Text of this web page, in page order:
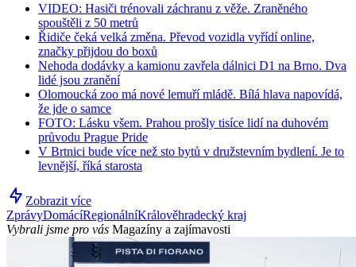
VIDEO: Hasiči trénovali záchranu z věže. Zraněného
spouštěli z 50 metrů
Řidiče čeká velká změna. Převod vozidla vyřídí online,
značky přijdou do boxů
Nehoda dodávky a kamionu zavřela dálnici D1 na Brno. Dva
lidé jsou zranění
Olomoucká zoo má nové lemuří mládě. Bílá hlava napovídá,
že jde o samce
FOTO: Lásku všem. Prahou prošly tisíce lidí na duhovém
průvodu Prague Pride
V Brtnici bude více než sto bytů v družstevním bydlení. Je to
levnější, říká starosta
Zobrazit více
ZprávyDomácíRegionálníKrálověhradecký kraj
Vybrali jsme pro vás Magazíny a zajímavosti